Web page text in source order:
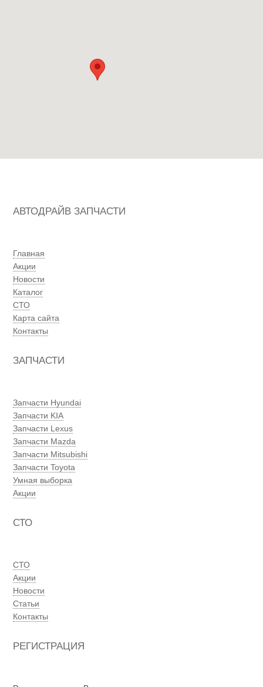
АВТОДРАЙВ ЗАПЧАСТИ
Главная
Акции
Новости
Каталог
СТО
Карта сайта
Контакты
ЗАПЧАСТИ
Запчасти Hyundai
Запчасти KIA
Запчасти Lexus
Запчасти Mazda
Запчасти Mitsubishi
Запчасти Toyota
Умная выборка
Акции
СТО
СТО
Акции
Новости
Статьи
Контакты
РЕГИСТРАЦИЯ